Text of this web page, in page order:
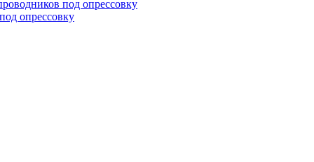
под опрессовку
опрессовку